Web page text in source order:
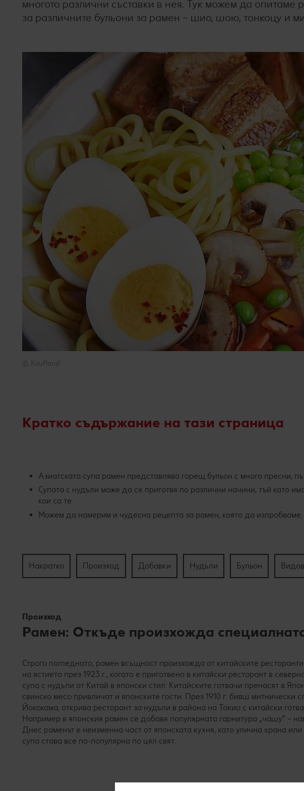
многото различни съставки в нея. Тук можем да
за различните бульони за рамен – шио, шою, тонкоцу и
© Kaufland
© Kaufland
Кратко съдържание на тази страница
Азиатската супа рамен представлява горещ бульон с много пресни,
Супата с нудъли може да се приготвя по различни начини, тъй като
кои са те.
Можем да намерим и чудесна рецепта за рамен, която да изпробваме.
Накратко Произход Добавки Нудъли Бульон
Произход
Рамен: Откъде произхожда
Строго погледнато, рамен всъщност произхожда от китайските
на ястието през 1923 г., когато е приготвено в китайски ресторант в
супа с нудъли от Китай в японски стил: Китайските готвачи пренасят в
свинско месо привличат и японските гости. През 1910 г. бивш митнически
Йокохама, открива ресторант за нудъли в района на Токио с китайски
Например в японския рамен се добавя популярната гарнитура „чашу“ –
Днес раменът е неизменна част от японската кухня, като улична храна
супа става все по-популярна по цял свят.